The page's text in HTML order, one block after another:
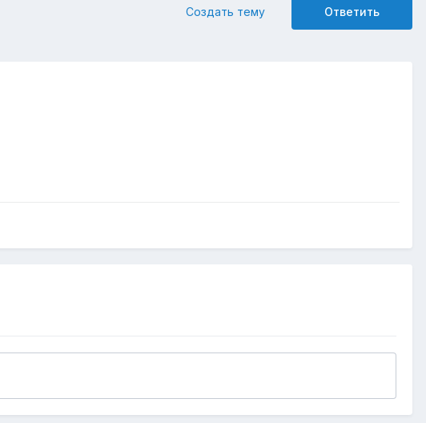
Ответить
Создать тему